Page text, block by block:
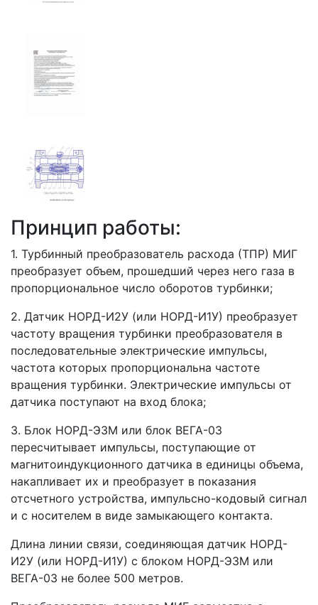
Принцип работы:
1. Турбинный преобразователь расхода (ТПР) МИГ
преобразует объем, прошедший через него газа в
пропорциональное число оборотов турбинки;
2. Датчик НОРД-И2У (или НОРД-И1У) преобразует
частоту вращения турбинки преобразователя в
последовательные электрические импульсы,
частота которых пропорциональна частоте
вращения турбинки. Электрические импульсы от
датчика поступают на вход блока;
3. Блок НОРД-Э3М или блок ВЕГА-03
пересчитывает импульсы, поступающие от
магнитоиндукционного датчика в единицы объема,
накапливает их и преобразует в показания
отсчетного устройства, импульсно-кодовый сигнал
и с носителем в виде замыкающего контакта.
Длина линии связи, соединяющая датчик НОРД-
И2У (или НОРД-И1У) с блоком НОРД-Э3М или
ВЕГА-03 не более 500 метров.